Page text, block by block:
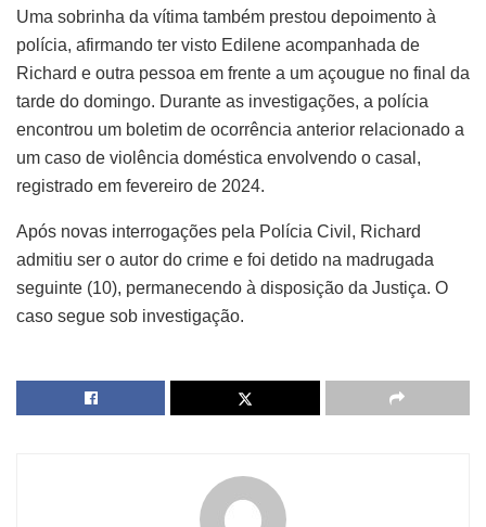
Uma sobrinha da vítima também prestou depoimento à
polícia, afirmando ter visto Edilene acompanhada de
Richard e outra pessoa em frente a um açougue no final da
tarde do domingo. Durante as investigações, a polícia
encontrou um boletim de ocorrência anterior relacionado a
um caso de violência doméstica envolvendo o casal,
registrado em fevereiro de 2024.
Após novas interrogações pela Polícia Civil, Richard
admitiu ser o autor do crime e foi detido na madrugada
seguinte (10), permanecendo à disposição da Justiça. O
caso segue sob investigação.